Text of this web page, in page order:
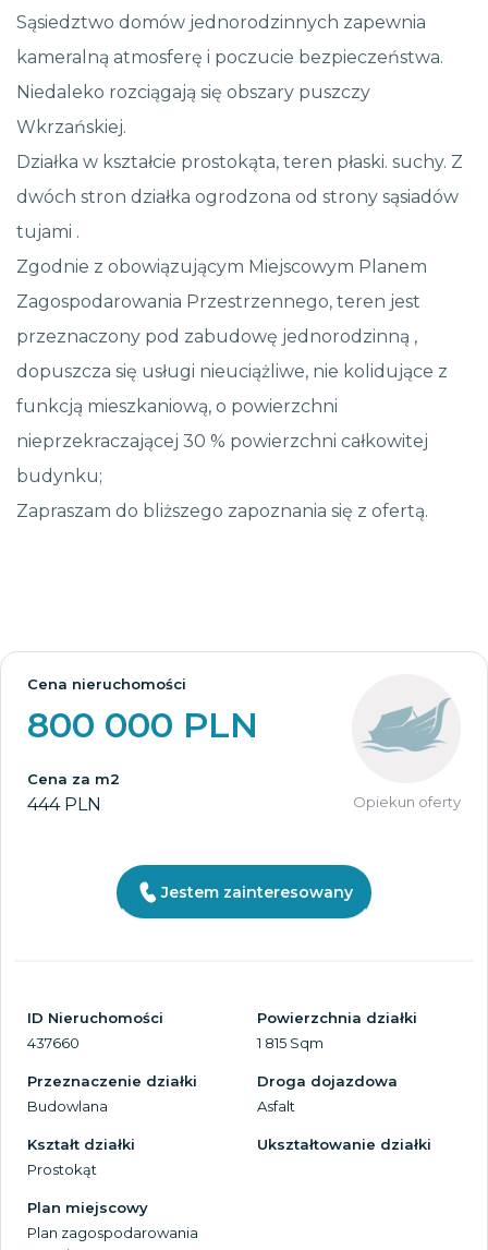
Sąsiedztwo domów jednorodzinnych zapewnia
kameralną atmosferę i poczucie bezpieczeństwa.
Niedaleko rozciągają się obszary puszczy
Wkrzańskiej.
Działka w kształcie prostokąta, teren płaski. suchy. Z
dwóch stron działka ogrodzona od strony sąsiadów
tujami .
Zgodnie z obowiązującym Miejscowym Planem
Zagospodarowania Przestrzennego, teren jest
przeznaczony pod zabudowę jednorodzinną ,
dopuszcza się usługi nieuciążliwe, nie kolidujące z
funkcją mieszkaniową, o powierzchni
nieprzekraczającej 30 % powierzchni całkowitej
budynku;
Zapraszam do bliższego zapoznania się z ofertą.
Cena nieruchomości
800 000 PLN
Cena za m2
444 PLN Opiekun oferty
Jestem zainteresowany
ID Nieruchomości
437660
Powierzchnia działki
1 815 Sqm
Przeznaczenie działki
Budowlana
Droga dojazdowa
Asfalt
Kształt działki
Prostokąt
Ukształtowanie działki
Plan miejscowy
Plan zagospodarowania